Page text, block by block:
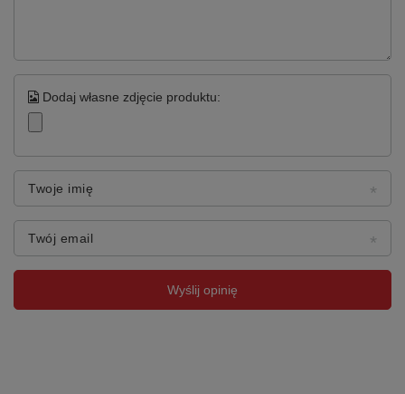
Dodaj własne zdjęcie produktu:
Twoje imię
Twój email
Wyślij opinię